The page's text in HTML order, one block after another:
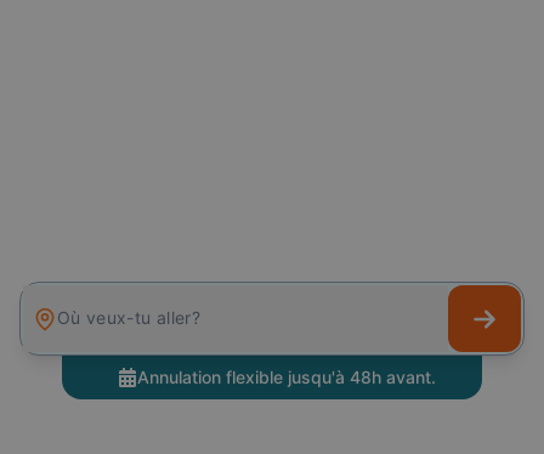
Où veux-tu aller?
Annulation flexible jusqu'à 48h avant.